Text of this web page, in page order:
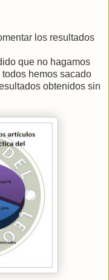
los resultados
que no hagamos
hemos sacado
obtenidos sin